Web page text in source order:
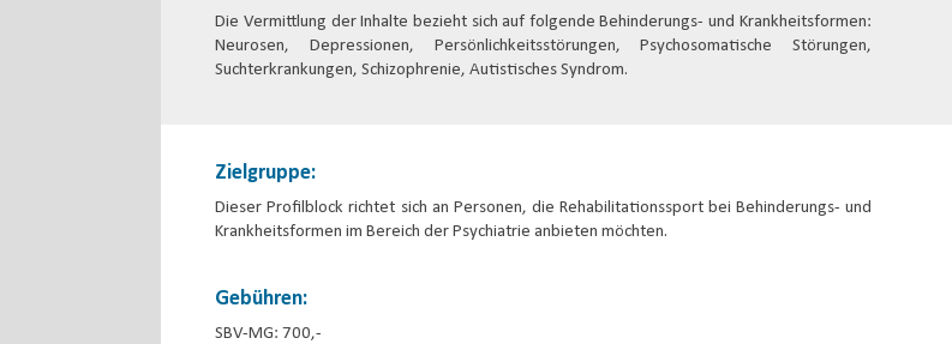
Die Vermittlung der Inhalte bezieht sich auf folgende Behinderungs- und Krankheitsformen:
Neurosen, Depressionen, Persönlichkeitsstörungen, Psychosomatische Störungen,
Suchterkrankungen, Schizophrenie, Autistisches Syndrom.
Zielgruppe:
Dieser Profilblock richtet sich an Personen, die Rehabilitationssport bei Behinderungs- und
Krankheitsformen im Bereich der Psychiatrie anbieten möchten.
Gebühren:
SBV-MG: 700,-